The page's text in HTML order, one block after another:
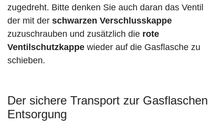
zugedreht. Bitte denken Sie auch daran das Ventil
der mit der schwarzen Verschlusskappe
zuzuschrauben und zusätzlich die rote
Ventilschutzkappe wieder auf die Gasflasche zu
schieben.
Der sichere Transport zur Gasflaschen
Entsorgung